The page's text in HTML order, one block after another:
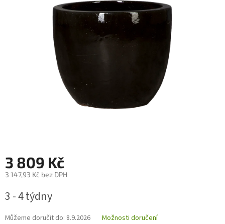
3 809 Kč
3 147,93 Kč bez DPH
cena:
3 - 4 týdny
Můžeme doručit do: 8.9.2026 Možnosti doručení